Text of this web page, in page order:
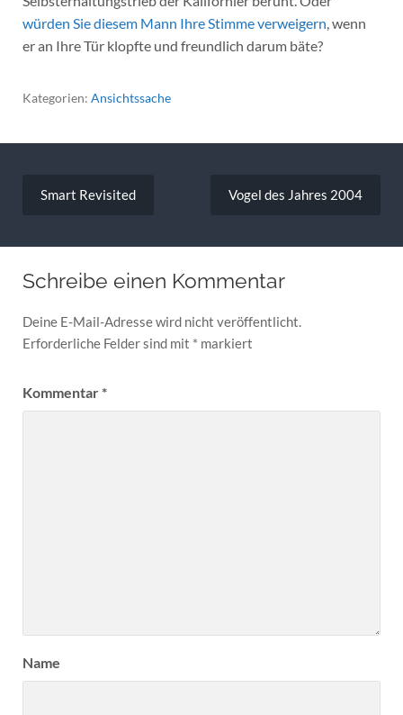
würden Sie diesem Mann Ihre Stimme verweigern, wenn
er an Ihre Tür klopfte und freundlich darum bäte?
Kategorien: Ansichtssache
Smart Revisited Vogel des Jahres 2004
Schreibe einen Kommentar
Deine E-Mail-Adresse wird nicht veröffentlicht.
Erforderliche Felder sind mit * markiert
Kommentar*
Name